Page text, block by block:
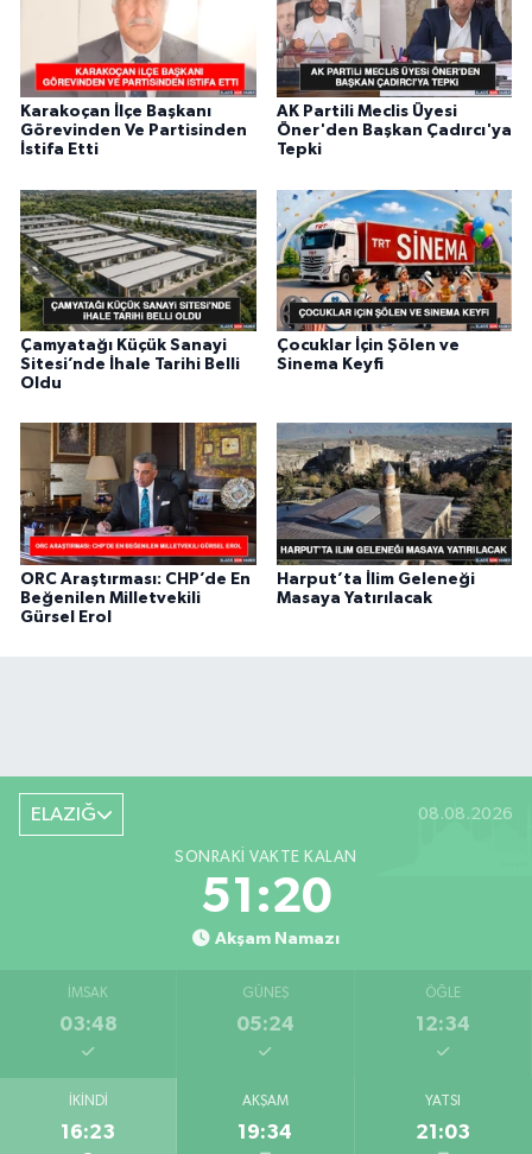
Karakoçan İlçe Başkanı
Görevinden Ve Partisinden
İstifa Etti
AK Partili Meclis Üyesi
Öner'den Başkan Çadırcı'ya
Tepki
Çamyatağı Küçük Sanayi
Sitesi’nde İhale Tarihi Belli
Oldu
Çocuklar İçin Şölen ve
Sinema Keyfi
ORC Araştırması: CHP’de En
Beğenilen Milletvekili
Gürsel Erol
Harput’ta İlim Geleneği
Masaya Yatırılacak
ELAZIĞ 08.08.2026
SONRAKI VAKTE KALAN
51:19
Akşam Namazı
İMSAK
03:48
GÜNEŞ
05:24
ÖĞLE
12:34
İKINDI
16:23
AKŞAM
19:34
YATSI
21:03